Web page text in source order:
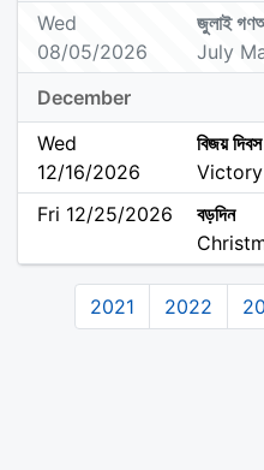
Wed
08/05/2026
জুলাই
July
December
Wed
12/16/2026
বিজয় দিবস
Fri 12/25/2026
বড়দিন
2021 2022